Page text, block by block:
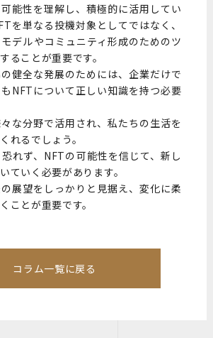
能性を理解し、積極的に活用してい
を単なる投機対象としてではなく、
デルやコミュニティ形成のためのツ
ることが重要です。
健全な発展のためには、企業だけで
NFTについて正しい知識を持つ必要
な分野で活用され、私たちの生活を
れるでしょう。
れず、NFTの可能性を信じて、新し
ていく必要があります。
展望をしっかりと見据え、変化に柔
ことが重要です。
コラム一覧に戻る